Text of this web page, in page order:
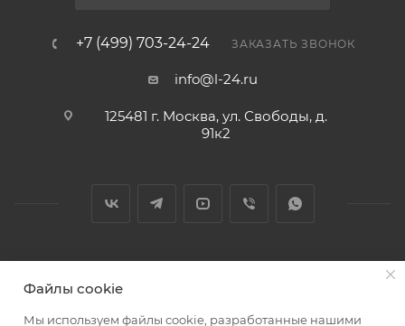
+7 (499) 703-24-24 ЗАКАЗАТЬ ЗВОНОК
info@l-24.ru
125481 г. Москва, ул. Свободы, д.
91к2
Файлы cookie
Мы используем файлы cookie, разработанные нашими